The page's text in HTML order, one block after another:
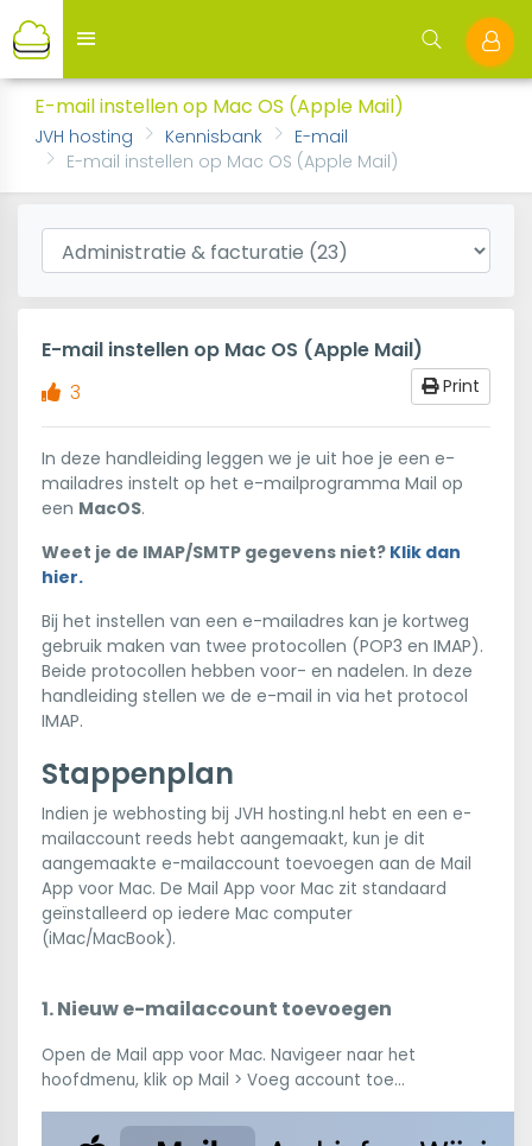
E-mail instellen op Mac OS (Apple Mail)
JVH hosting Kennisbank
E-mail
E-mail instellen op Mac OS (Apple Mail)
E-mail instellen op Mac OS (Apple Mail)
Print
3
In deze handleiding leggen we je uit hoe je een e-
mailadres instelt op het e-mailprogramma Mail op
een MacOS.
Weet je de IMAP/SMTP gegevens niet? Klik dan
hier.
Bij het instellen van een e-mailadres kan je kortweg
gebruik maken van twee protocollen (POP3 en IMAP).
Beide protocollen hebben voor- en nadelen. In deze
handleiding stellen we de e-mail in via het protocol
IMAP.
Stappenplan
Indien je webhosting bij JVH hosting.nl hebt en een e-
mailaccount reeds hebt aangemaakt, kun je dit
aangemaakte e-mailaccount toevoegen aan de Mail
App voor Mac. De Mail App voor Mac zit standaard
geïnstalleerd op iedere Mac computer
(iMac/MacBook).
1. Nieuw e-mailaccount toevoegen
Open de Mail app voor Mac. Navigeer naar het
hoofdmenu, klik op Mail > Voeg account toe...